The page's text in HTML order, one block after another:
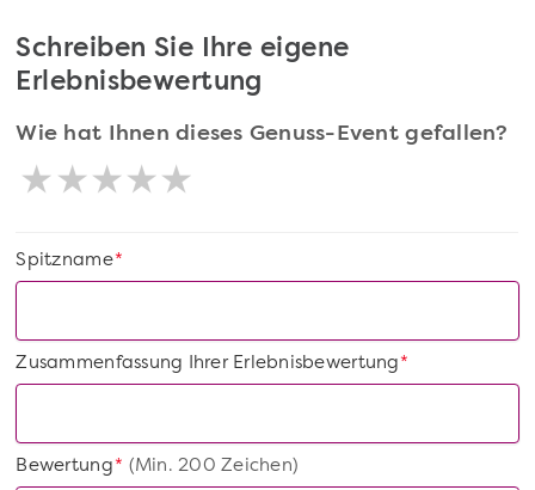
Schreiben Sie Ihre eigene
Erlebnisbewertung
Wie hat Ihnen dieses Genuss-Event gefallen?
*
Spitzname
*
Zusammenfassung Ihrer Erlebnisbewertung
*
Bewertung(Min. 200 Zeichen)